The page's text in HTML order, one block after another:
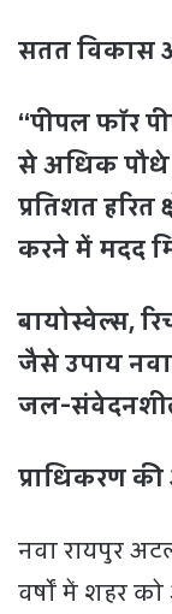
सतत विकास
“पीपल फॉर
से अधिक पौधे
प्रतिशत हरित
करने में मदद
बायोस्वेल्स,
जैसे उपाय
जल-
प्राधिकरण
नवा रायपुर
वर्षों में शहर